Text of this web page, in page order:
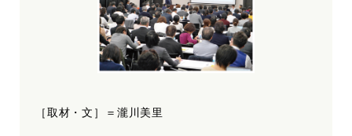
［取材・文］＝瀧川美里